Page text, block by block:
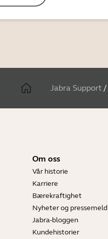
Jabra Support /
Om oss
Vår historie
Karriere
Bærekraftighet
Nyheter og
Jabra-bloggen
Kundehistorier